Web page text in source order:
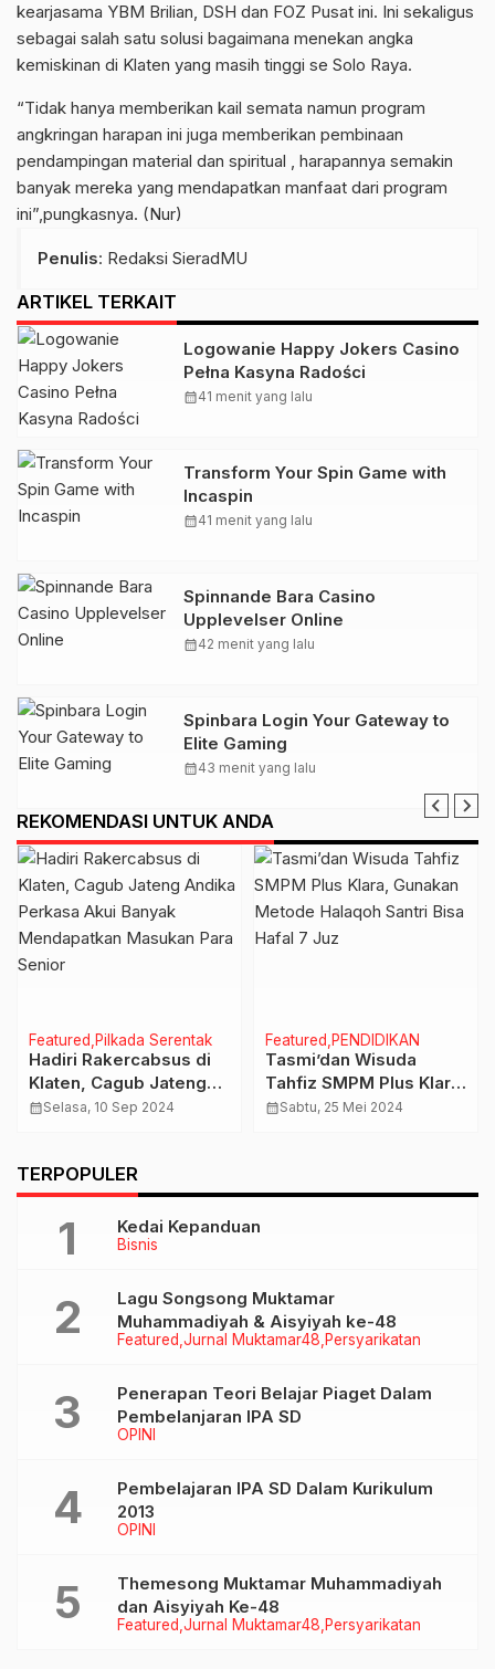
kearjasama YBM Brilian, DSH dan FOZ Pusat ini. Ini sekaligus
sebagai salah satu solusi bagaimana menekan angka
kemiskinan di Klaten yang masih tinggi se Solo Raya.
“Tidak hanya memberikan kail semata namun program
angkringan harapan ini juga memberikan pembinaan
pendampingan material dan spiritual , harapannya semakin
banyak mereka yang mendapatkan manfaat dari program
ini”,pungkasnya. (Nur)
Penulis: Redaksi SieradMU
ARTIKEL TERKAIT
Logowanie Happy Jokers Casino
Pełna Kasyna Radości
calendar_month41 menit yang lalu
Transform Your Spin Game with
Incaspin
calendar_month41 menit yang lalu
Spinnande Bara Casino
Upplevelser Online
calendar_month42 menit yang lalu
Spinbara Login Your Gateway to
Elite Gaming
calendar_month43 menit yang lalu
REKOMENDASI UNTUK ANDA
Featured Pilkada Serentak
Hadiri Rakercabsus di
Klaten, Cagub Jateng
Andika Perkasa Akui
calendar_monthSelasa, 10 Sep 2024
Featured PENDIDIKAN
Tasmi’dan Wisuda
Tahfiz SMPM Plus Klara,
Gunakan Metode
calendar_monthSabtu, 25 Mei 2024
TERPOPULER
Bisnis
Kedai Kepanduan
Featured Jurnal Muktamar48 Persyarikatan
Lagu Songsong Muktamar
Muhammadiyah & Aisyiyah ke-48
OPINI
Penerapan Teori Belajar Piaget Dalam
Pembelanjaran IPA SD
OPINI
Pembelajaran IPA SD Dalam Kurikulum
2013
Featured Jurnal Muktamar48 Persyarikatan
Themesong Muktamar Muhammadiyah
dan Aisyiyah Ke-48